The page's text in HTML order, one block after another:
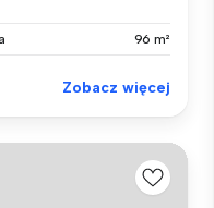
96 m²
Zobacz więcej